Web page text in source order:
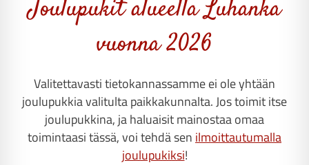
Joulupukit alueella Luhanka
vuonna 2026
Valitettavasti tietokannassamme ei ole yhtään
joulupukkia valitulta paikkakunnalta. Jos toimit itse
joulupukkina, ja haluaisit mainostaa omaa
toimintaasi tässä, voi tehdä sen ilmoittautumalla
joulupukiksi!